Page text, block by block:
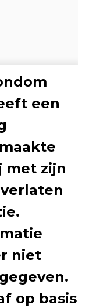
een
met zijn
niet
op basis